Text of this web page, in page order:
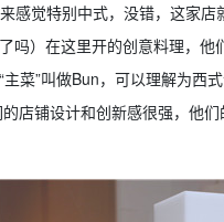
感觉特别中式，没错，这家
吗）在这里开的创意料理，
菜”叫做Bun，可以理解为西
店铺设计和创新感很强，他